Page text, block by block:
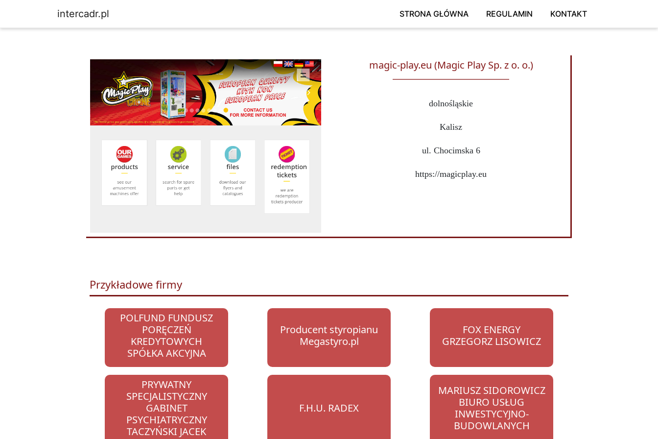
intercadr.pl STRONA GŁÓWNA REGULAMIN KONTAKT
magic-play.eu (Magic Play Sp. z o. o.)
dolnośląskie
Kalisz
ul. Chocimska 6
https://magicplay.eu
Przykładowe firmy
POLFUND FUNDUSZ
PORĘCZEŃ
KREDYTOWYCH
SPÓŁKA AKCYJNA
Producent styropianu
Megastyro.pl
FOX ENERGY
GRZEGORZ LISOWICZ
PRYWATNY
SPECJALISTYCZNY
GABINET
PSYCHIATRYCZNY
TACZYŃSKI JACEK
F.H.U. RADEX
MARIUSZ SIDOROWICZ
BIURO USŁUG
INWESTYCYJNO-
BUDOWLANYCH